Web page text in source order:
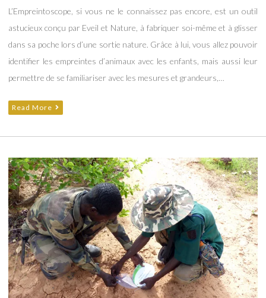
L’Empreintoscope, si vous ne le connaissez pas encore, est un outil
astucieux conçu par Eveil et Nature, à fabriquer soi-même et à glisser
dans sa poche lors d’une sortie nature. Grâce à lui, vous allez pouvoir
identifier les empreintes d’animaux avec les enfants, mais aussi leur
permettre de se familiariser avec les mesures et grandeurs,…
Read More